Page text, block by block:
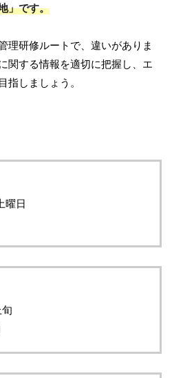
」です。
理研修ルートで、違いがありま
関する情報を適切に把握し、エ
指しましょう。
曜日